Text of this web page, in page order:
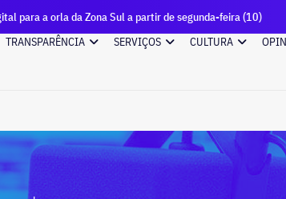
Sul a partir de segunda-feira (10)
Cyro
TRANSPARÊNCIA SERVIÇOS CULTURA